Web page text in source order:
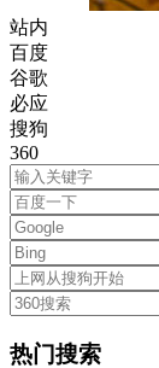
站内
百度
谷歌
必应
搜狗
360
热门搜索